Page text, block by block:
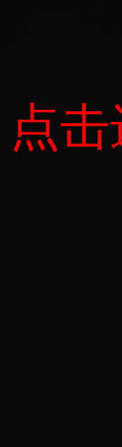
点